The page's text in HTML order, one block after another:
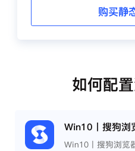
购买静
如何配
Win10丨搜狗浏览